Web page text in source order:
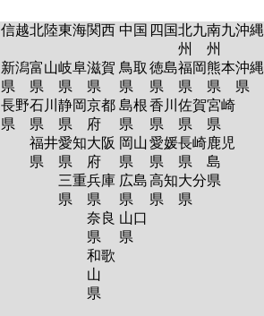
信越北陸東海関西 中国 四国北九
州
南九
州
沖縄
新潟
県
長野
県
富山
県
石川
県
福井
県
岐阜
県
静岡
県
愛知
県
三重
県
滋賀
県
京都
府
大阪
府
兵庫
県
奈良
県
和歌
山
県
鳥取
県
島根
県
岡山
県
広島
県
山口
県
徳島
県
香川
県
愛媛
県
高知
県
福岡
県
佐賀
県
長崎
県
大分
県
熊本
県
宮崎
県
鹿児
島
県
沖縄
県